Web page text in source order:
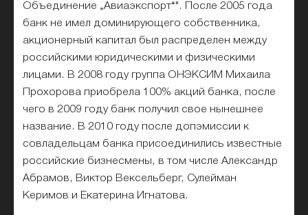
Объединение „Авиаэкспорт“". После 2005 года
банк не имел доминирующего собственника,
акционерный капитал был распределен между
российскими юридическими и физическими
лицами. В 2008 году группа ОНЭКСИМ Михаила
Прохорова приобрела 100% акций банка, после
чего в 2009 году банк получил свое нынешнее
название. В 2010 году после допэмиссии к
совладельцам банка присоединились известные
российские бизнесмены, в том числе Александр
Абрамов, Виктор Вексельберг, Сулейман
Керимов и Екатерина Игнатова.